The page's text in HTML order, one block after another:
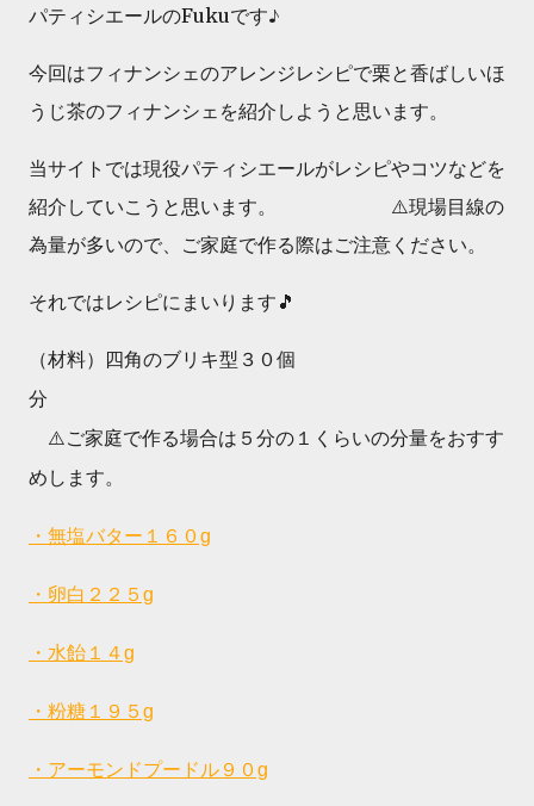
パティシエールのFukuです♪
今回はフィナンシェのアレンジレシピで栗と香ばしいほ
うじ茶のフィナンシェを紹介しようと思います。
当サイトでは現役パティシエールがレシピやコツなどを
紹介していこうと思います。 ⚠️現場目線の
為量が多いので、ご家庭で作る際はご注意ください。
それではレシピにまいります🎵
（材料）四角のブリキ型３０個
分
⚠️ご家庭で作る場合は５分の１くらいの分量をおすす
めします。
・無塩バター１６０g
・卵白２２５g
・水飴１４g
・粉糖１９５g
・アーモンドプードル９０g